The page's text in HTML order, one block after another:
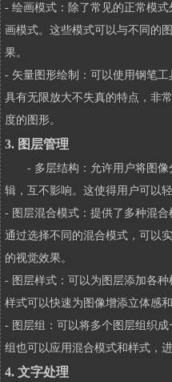
- 绘画模式：除了常见的正常模
画模式。这些模式可以与不同的
果。
- 矢量图形绘制：可以使用钢笔
具有无限放大不失真的特点，非
度的图形。
3. 图层管理
- 多层结构：允许用户将图
辑，互不影响。这使得用户可以
- 图层混合模式：提供了多种混合
通过选择不同的混合模式，可以
的视觉效果。
- 图层样式：可以为图层添加各
样式可以快速为图像增添立体感
- 图层组：可以将多个图层组织
组也可以应用混合模式和样式，
4. 文字处理